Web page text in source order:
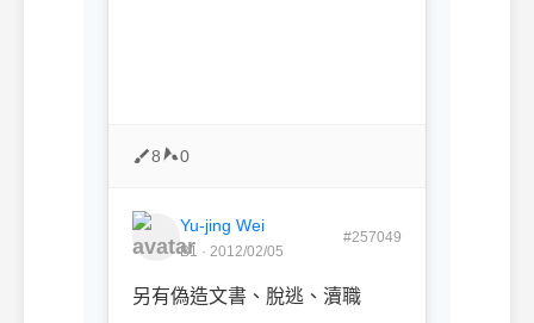
8 0
Yu-jing Wei
B1 · 2012/02/05
#257049
另有偽造文書、脫逃、瀆職